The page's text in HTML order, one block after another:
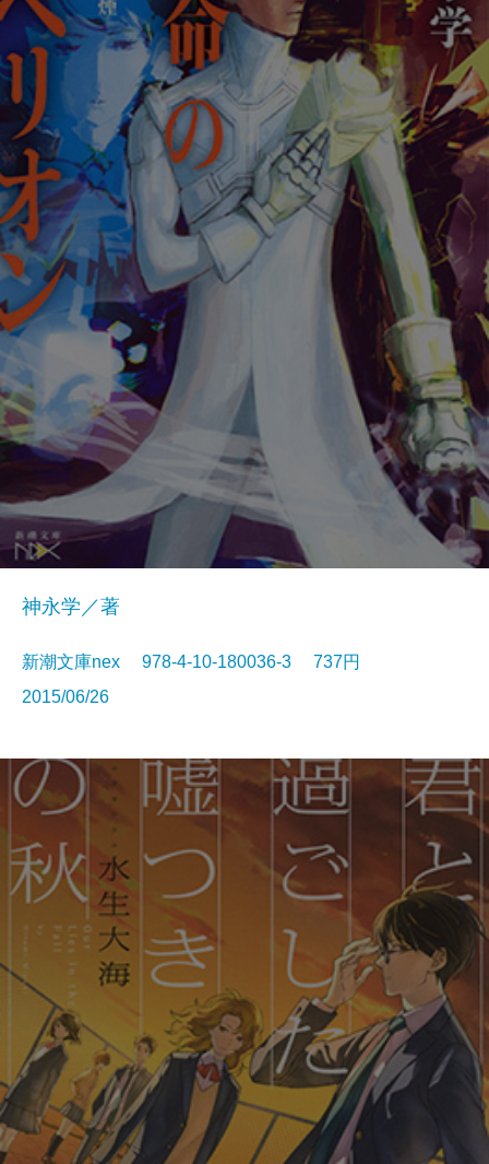
神永学／著
新潮文庫nex 978-4-10-180036-3 737円
2015/06/26